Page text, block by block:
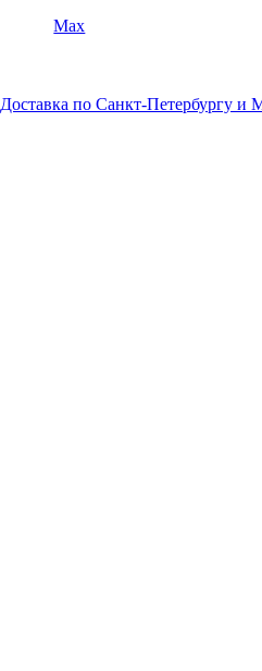
Max
Доставка по Санкт-Петербургу и